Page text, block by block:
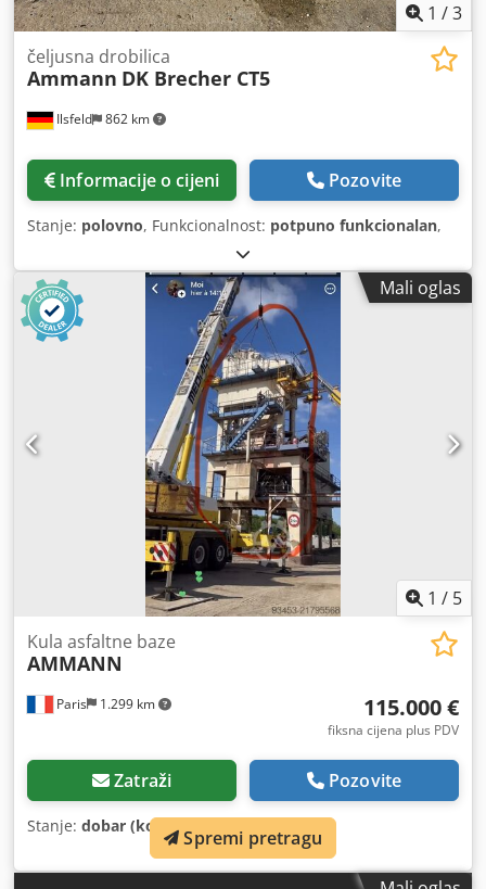
1 /3
Ilsfeld 862 km
čeljusna drobilica
Ammann DK Brecher CT5
Informacije o cijeni Pozovite
Stanje: polovno, Funkcionalnost: potpuno funkcionalan,
Mali oglas
1 / 5
Paris 1.299 km
Kula asfaltne baze
AMMANN
115.000 €
fiksna cijena plus PDV
Zatraži Pozovite
Stanje: dobar (korišteno)
Spremi pretragu